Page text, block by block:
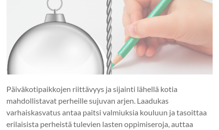
Päiväkotipaikkojen riittävyys ja sijainti lähellä kotia
mahdollistavat perheille sujuvan arjen. Laadukas
varhaiskasvatus antaa paitsi valmiuksia kouluun ja tasoittaa
erilaisista perheistä tulevien lasten oppimiseroja, auttaa